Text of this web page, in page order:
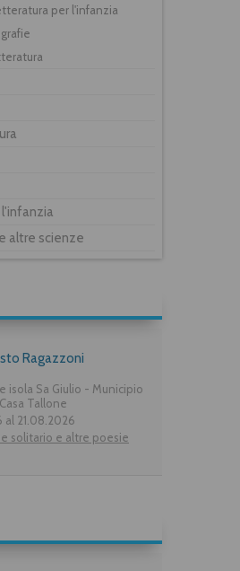
per l'infanzia
altre scienze
Ragazzoni
isola Sa Giulio - Municipio
Tallone
21.08.2026
solitario e altre poesie